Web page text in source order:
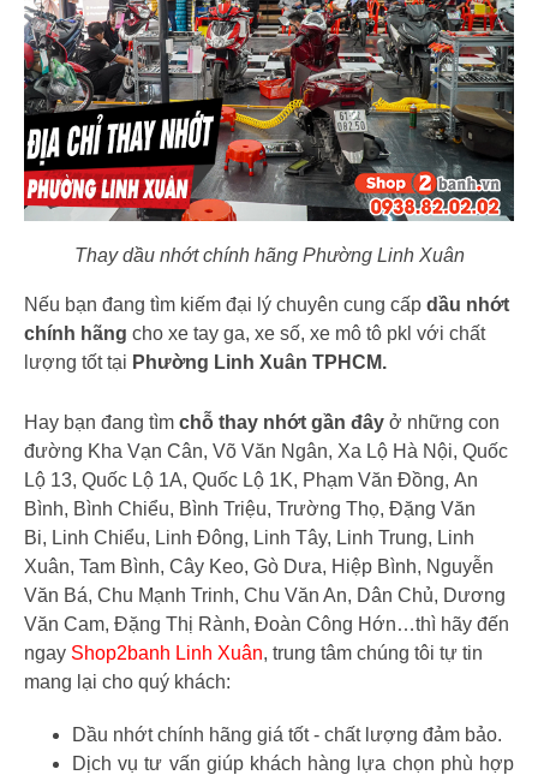
Thay dầu nhớt chính hãng Phường Linh Xuân
Nếu bạn đang tìm kiếm đại lý chuyên cung cấp dầu nhớt
chính hãng cho xe tay ga, xe số, xe mô tô pkl với chất
lượng tốt tại Phường Linh Xuân TPHCM.
Hay bạn đang tìm chỗ thay nhớt gần đây ở những con
đường Kha Vạn Cân, Võ Văn Ngân, Xa Lộ Hà Nội, Quốc
Lộ 13, Quốc Lộ 1A, Quốc Lộ 1K, Phạm Văn Đồng, An
Bình, Bình Chiểu, Bình Triệu, Trường Thọ, Đặng Văn
Bi, Linh Chiểu, Linh Đông, Linh Tây, Linh Trung, Linh
Xuân, Tam Bình, Cây Keo, Gò Dưa, Hiệp Bình, Nguyễn
Văn Bá, Chu Mạnh Trinh, Chu Văn An, Dân Chủ, Dương
Văn Cam, Đặng Thị Rành, Đoàn Công Hớn…thì hãy đến
ngay Shop2banh Linh Xuân, trung tâm chúng tôi tự tin
mang lại cho quý khách:
Dầu nhớt chính hãng giá tốt - chất lượng đảm bảo.
Dịch vụ tư vấn giúp khách hàng lựa chọn phù hợp